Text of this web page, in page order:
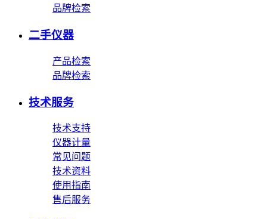
品牌检索
二手仪器
产品检索
品牌检索
技术服务
技术支持
仪器计量
常见问题
技术资料
使用指南
售后服务